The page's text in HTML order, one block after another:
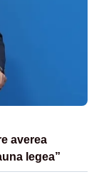
averea
legea”